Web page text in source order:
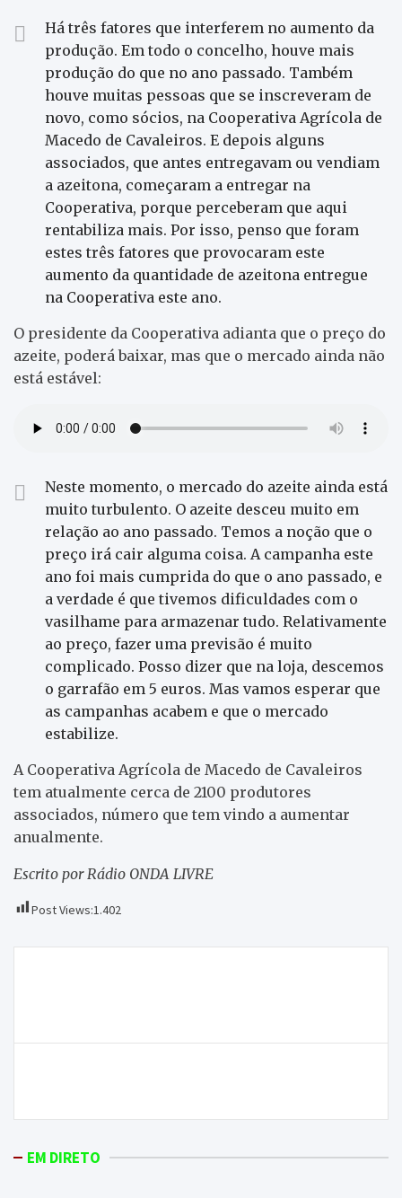
Há três fatores que interferem no aumento da
produção. Em todo o concelho, houve mais
produção do que no ano passado. Também
houve muitas pessoas que se inscreveram de
novo, como sócios, na Cooperativa Agrícola de
Macedo de Cavaleiros. E depois alguns
associados, que antes entregavam ou vendiam
a azeitona, começaram a entregar na
Cooperativa, porque perceberam que aqui
rentabiliza mais. Por isso, penso que foram
estes três fatores que provocaram este
aumento da quantidade de azeitona entregue
na Cooperativa este ano.
O presidente da Cooperativa adianta que o preço do
azeite, poderá baixar, mas que o mercado ainda não
está estável:
Neste momento, o mercado do azeite ainda está
muito turbulento. O azeite desceu muito em
relação ao ano passado. Temos a noção que o
preço irá cair alguma coisa. A campanha este
ano foi mais cumprida do que o ano passado, e
a verdade é que tivemos dificuldades com o
vasilhame para armazenar tudo. Relativamente
ao preço, fazer uma previsão é muito
complicado. Posso dizer que na loja, descemos
o garrafão em 5 euros. Mas vamos esperar que
as campanhas acabem e que o mercado
estabilize.
A Cooperativa Agrícola de Macedo de Cavaleiros
tem atualmente cerca de 2100 produtores
associados, número que tem vindo a aumentar
anualmente.
Escrito por Rádio ONDA LIVRE
Post Views:1.402
EM DIRETO